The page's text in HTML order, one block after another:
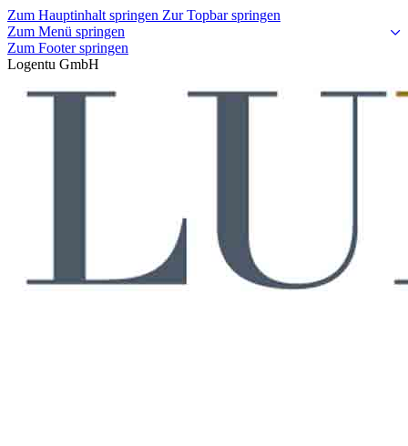
Zum Hauptinhalt springen Zur Topbar springen
Zum Menü springen
Zum Footer springen
Logentu GmbH